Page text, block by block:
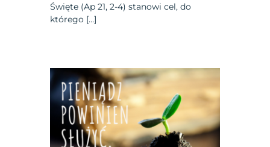
Święte (Ap 21, 2-4) stanowi cel, do
którego […]